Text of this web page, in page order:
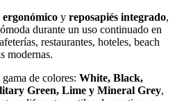
ergonómico y reposapiés integrado,
durante un uso continuado en
restaurantes, hoteles, beach
modernas.
de colores: White, Black,
Green, Lime y Mineral Grey,